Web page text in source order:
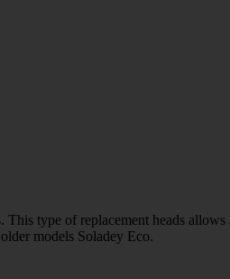
type of replacement heads
models Soladey Eco.